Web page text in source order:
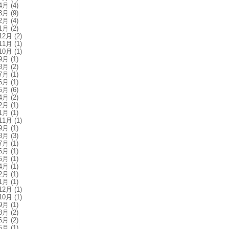
(4)
(9)
(4)
(2)
月 (2)
月 (1)
月 (1)
(1)
(2)
(1)
(1)
(6)
(2)
(1)
(1)
月 (1)
(1)
(3)
(1)
(1)
(1)
(1)
(1)
(1)
月 (1)
月 (1)
(1)
(2)
(2)